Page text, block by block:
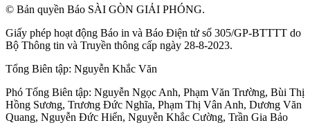
© Bản quyền Báo SÀI GÒN GIẢI PHÓNG.
Giấy phép hoạt động Báo in và Báo Điện tử số 305/GP-BTTTT do
Bộ Thông tin và Truyền thông cấp ngày 28-8-2023.
Tổng Biên tập: Nguyễn Khắc Văn
Phó Tổng Biên tập: Nguyễn Ngọc Anh, Phạm Văn Trường, Bùi Thị
Hồng Sương, Trương Đức Nghĩa, Phạm Thị Vân Anh, Dương Văn
Quang, Nguyễn Đức Hiển, Nguyễn Khắc Cường, Trần Gia Bảo